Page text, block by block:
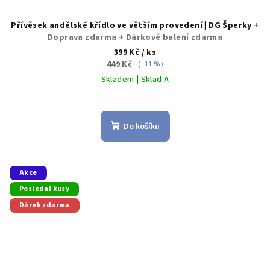
Přívěsek andělské křídlo ve větším provedení | DG Šperky +
Doprava zdarma + Dárkové balení zdarma
399 Kč / ks
449 Kč (–11 %)
Skladem | Sklad A
hodnocení
produktu
Do košíku
Akce
Poslední kusy
Dárek zdarma